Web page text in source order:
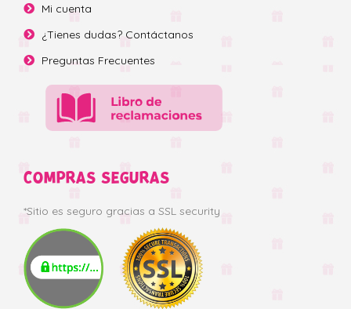
Mi cuenta
¿Tienes dudas? Contáctanos
Preguntas Frecuentes
COMPRAS SEGURAS
*Sitio es seguro gracias a SSL security